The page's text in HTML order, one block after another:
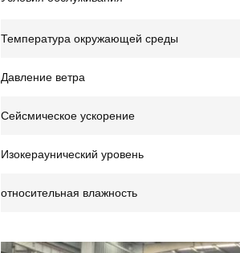
Температура окружающей среды
Давление ветра
Сейсмическое ускорение
Изокераунический уровень
относительная влажность